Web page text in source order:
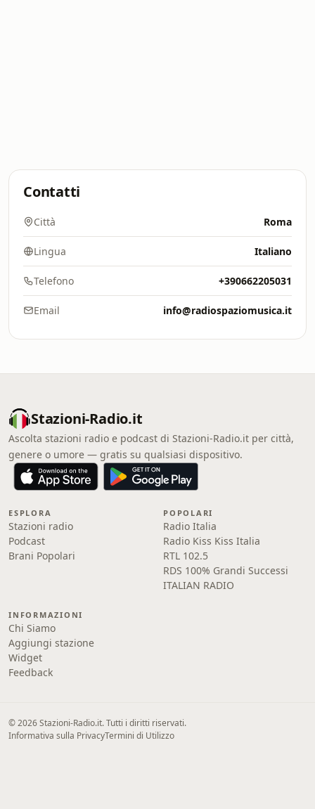
Contatti
Città Roma
Lingua Italiano
Telefono +390662205031
Email info@radiospaziomusica.it
Stazioni-Radio.it
Ascolta stazioni radio e podcast di Stazioni-Radio.it per città,
genere o umore — gratis su qualsiasi dispositivo.
ESPLORA
Stazioni radio
Podcast
Brani Popolari
POPOLARI
Radio Italia
Radio Kiss Kiss Italia
RTL 102.5
RDS 100% Grandi Successi
ITALIAN RADIO
INFORMAZIONI
Chi Siamo
Aggiungi stazione
Widget
Feedback
© 2026 Stazioni-Radio.it. Tutti i diritti riservati.
Informativa sulla PrivacyTermini di Utilizzo